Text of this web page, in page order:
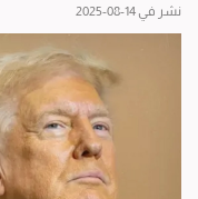
نشر في 14-08-2025